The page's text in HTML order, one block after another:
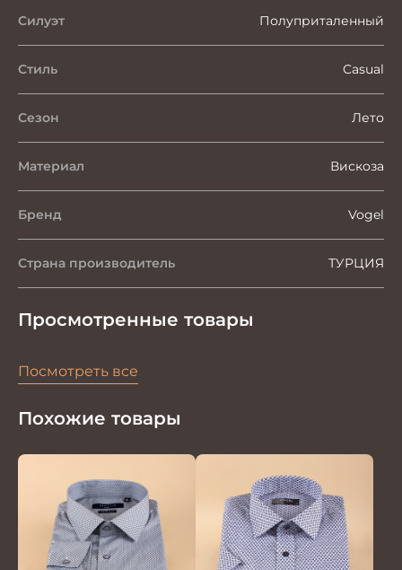
Силуэт Полуприталенный
Стиль Casual
Сезон Лето
Материал Вискоза
Бренд Vogel
Страна производитель ТУРЦИЯ
Просмотренные товары
Посмотреть все
Похожие товары